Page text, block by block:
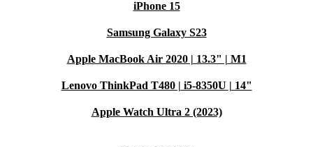
iPhone 15
Samsung Galaxy S23
Apple MacBook Air 2020 | 13.3" | M1
Lenovo ThinkPad T480 | i5-8350U | 14"
Apple Watch Ultra 2 (2023)